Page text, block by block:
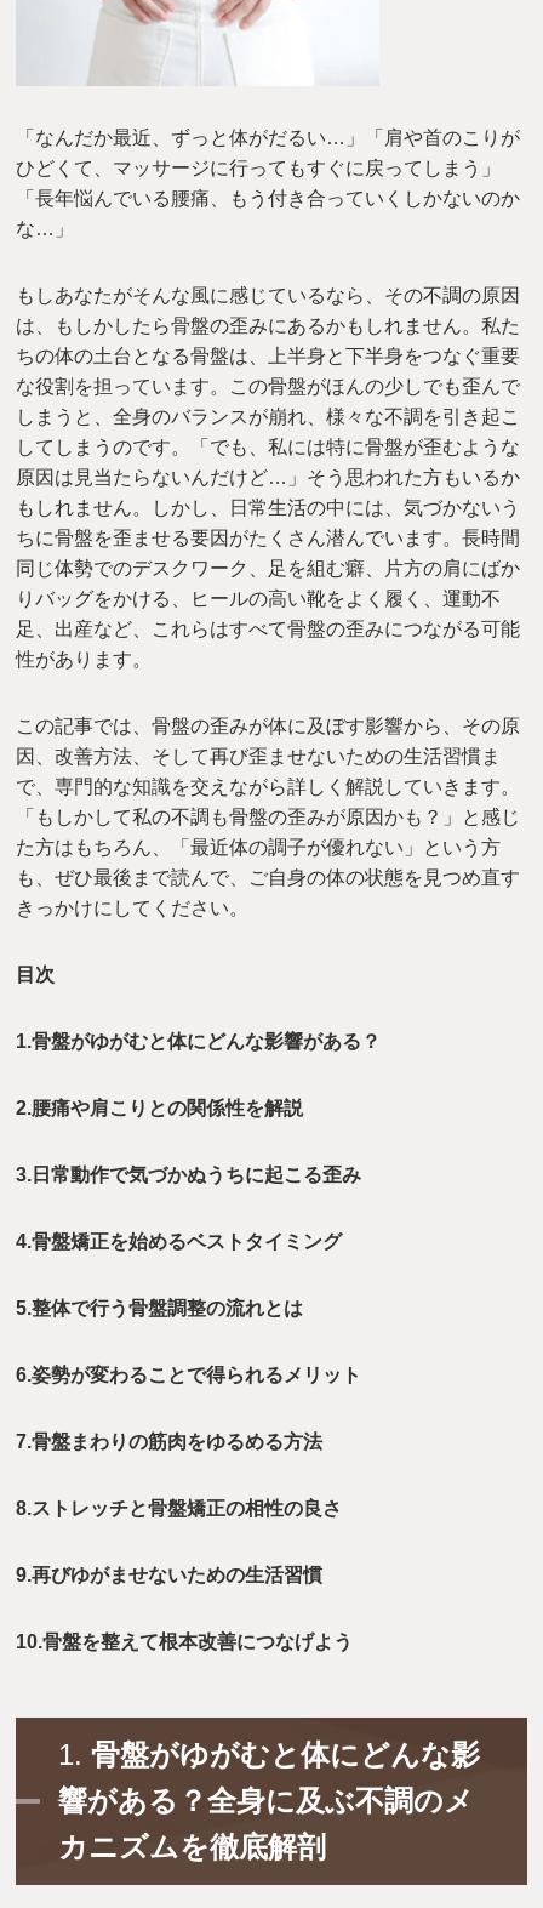
「なんだか最近、ずっと体がだるい…」「肩や首のこりが
ひどくて、マッサージに行ってもすぐに戻ってしまう」
「長年悩んでいる腰痛、もう付き合っていくしかないのか
な…」
もしあなたがそんな風に感じているなら、その不調の原因
は、もしかしたら骨盤の歪みにあるかもしれません。私た
ちの体の土台となる骨盤は、上半身と下半身をつなぐ重要
な役割を担っています。この骨盤がほんの少しでも歪んで
しまうと、全身のバランスが崩れ、様々な不調を引き起こ
してしまうのです。「でも、私には特に骨盤が歪むような
原因は見当たらないんだけど…」そう思われた方もいるか
もしれません。しかし、日常生活の中には、気づかないう
ちに骨盤を歪ませる要因がたくさん潜んでいます。長時間
同じ体勢でのデスクワーク、足を組む癖、片方の肩にばか
りバッグをかける、ヒールの高い靴をよく履く、運動不
足、出産など、これらはすべて骨盤の歪みにつながる可能
性があります。
この記事では、骨盤の歪みが体に及ぼす影響から、その原
因、改善方法、そして再び歪ませないための生活習慣ま
で、専門的な知識を交えながら詳しく解説していきます。
「もしかして私の不調も骨盤の歪みが原因かも？」と感じ
た方はもちろん、「最近体の調子が優れない」という方
も、ぜひ最後まで読んで、ご自身の体の状態を見つめ直す
きっかけにしてください。
目次
1.骨盤がゆがむと体にどんな影響がある？
2.腰痛や肩こりとの関係性を解説
3.日常動作で気づかぬうちに起こる歪み
4.骨盤矯正を始めるベストタイミング
5.整体で行う骨盤調整の流れとは
6.姿勢が変わることで得られるメリット
7.骨盤まわりの筋肉をゆるめる方法
8.ストレッチと骨盤矯正の相性の良さ
9.再びゆがませないための生活習慣
10.骨盤を整えて根本改善につなげよう
1. 骨盤がゆがむと体にどんな影
響がある？全身に及ぶ不調のメ
カニズムを徹底解剖